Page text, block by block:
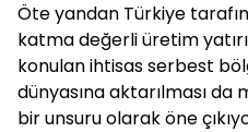
Öte yandan Türkiye
katma değerli üretim
konulan ihtisas serbest
dünyasına aktarılması
bir unsuru olarak öne